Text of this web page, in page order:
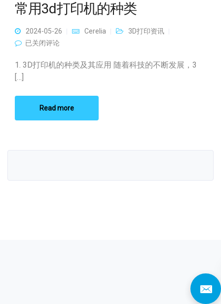
常用3d打印机的种类
2024-05-26 Cerelia
3D打印资讯
常用3d打印机的种类
已关闭评论
1. 3D打印机的种类及其应用 随着科技的不断发展，3
[…]
Read more